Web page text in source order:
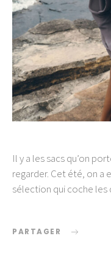
Il y a les sacs qu’on
regarder. Cet été, on a
sélection qui coche
PARTAGER